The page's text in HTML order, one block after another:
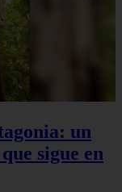
un
sigue en